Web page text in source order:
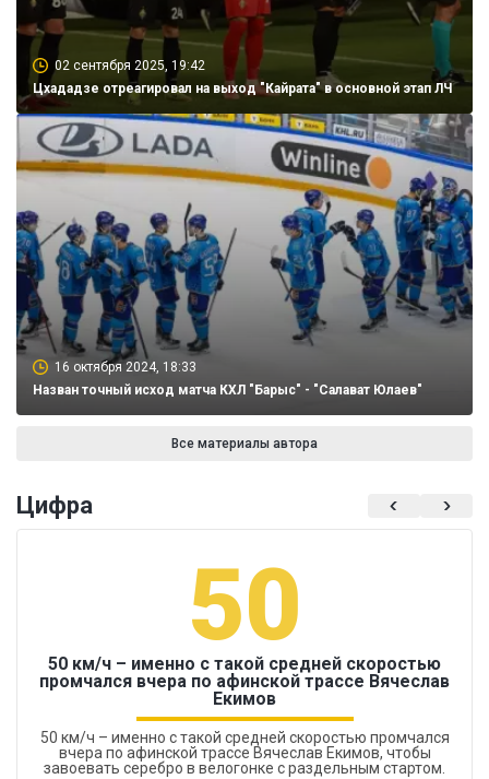
02 сентября 2025, 19:42
Цхададзе отреагировал на выход "Кайрата" в основной этап ЛЧ
16 октября 2024, 18:33
Назван точный исход матча КХЛ "Барыс" - "Салават Юлаев"
Все материалы автора
Цифра
50
50 км/ч – именно с такой средней скоростью
промчался вчера по афинской трассе Вячеслав
Екимов
50 км/ч – именно с такой средней скоростью промчался
вчера по афинской трассе Вячеслав Екимов, чтобы
завоевать серебро в велогонке с раздельным стартом.